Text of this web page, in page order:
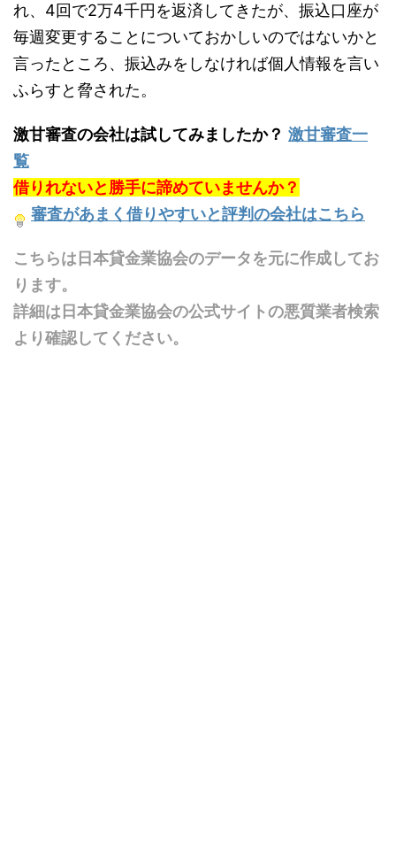
れ、4回で2万4千円を返済してきたが、振込口座が
毎週変更することについておかしいのではないかと
言ったところ、振込みをしなければ個人情報を言い
ふらすと脅された。
激甘審査の会社は試してみましたか？ 激甘審査一
覧
借りれないと勝手に諦めていませんか？
審査があまく借りやすいと評判の会社はこちら
こちらは日本貸金業協会のデータを元に作成してお
ります。
詳細は日本貸金業協会の公式サイトの悪質業者検索
より確認してください。